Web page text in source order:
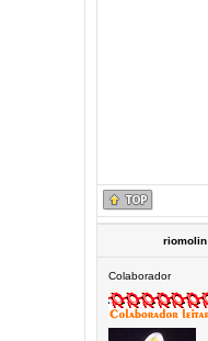
riomolin
Colaborador